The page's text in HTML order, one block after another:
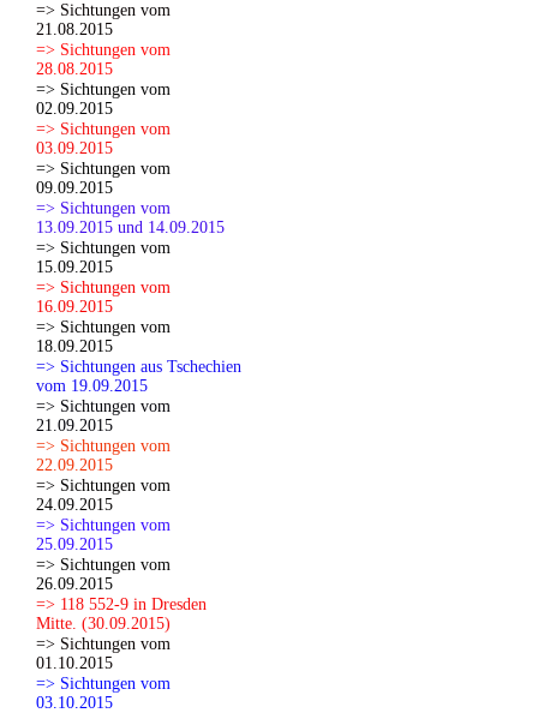
=> Sichtungen vom
21.08.2015
=> Sichtungen vom
28.08.2015
=> Sichtungen vom
02.09.2015
=> Sichtungen vom
03.09.2015
=> Sichtungen vom
09.09.2015
=> Sichtungen vom
13.09.2015 und 14.09.2015
=> Sichtungen vom
15.09.2015
=> Sichtungen vom
16.09.2015
=> Sichtungen vom
18.09.2015
=> Sichtungen aus Tschechien
vom 19.09.2015
=> Sichtungen vom
21.09.2015
=> Sichtungen vom
22.09.2015
=> Sichtungen vom
24.09.2015
=> Sichtungen vom
25.09.2015
=> Sichtungen vom
26.09.2015
=> 118 552-9 in Dresden
Mitte. (30.09.2015)
=> Sichtungen vom
01.10.2015
=> Sichtungen vom
03.10.2015